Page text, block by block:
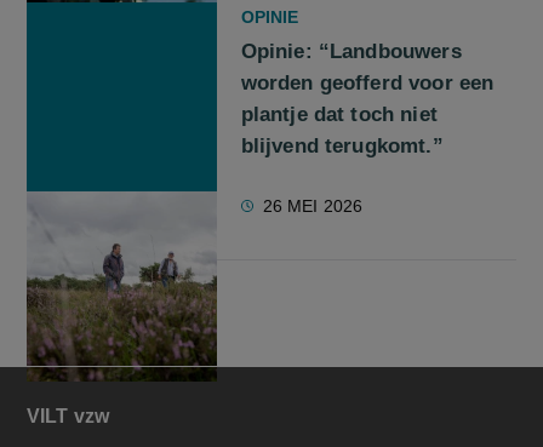
OPINIE
Opinie: “Landbouwers
worden geofferd voor een
plantje dat toch niet
blijvend terugkomt.”
26 MEI 2026
VILT vzw